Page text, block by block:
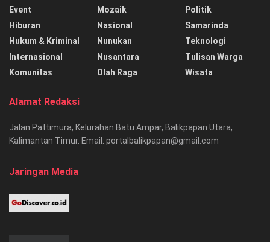
Event
Hiburan
Hukum & Kriminal
Internasional
Komunitas
Mozaik
Nasional
Nunukan
Nusantara
Olah Raga
Politik
Samarinda
Teknologi
Tulisan Warga
Wisata
Alamat Redaksi
Jalan Pattimura, Kelurahan Batu Ampar, Balikpapan Utara,
Kalimantan Timur. Email: portalbalikpapan@gmail.com
Jaringan Media